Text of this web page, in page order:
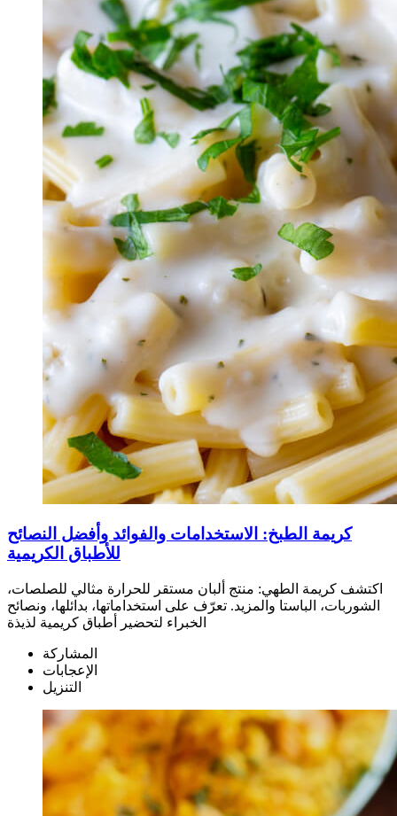
كريمة الطبخ: الاستخدامات والفوائد وأفضل النصائح
للأطباق الكريمية
اكتشف كريمة الطهي: منتج ألبان مستقر للحرارة مثالي للصلصات،
الشوربات، الباستا والمزيد. تعرّف على استخداماتها، بدائلها، ونصائح
الخبراء لتحضير أطباق كريمية لذيذة
المشاركة
الإعجابات
التنزيل